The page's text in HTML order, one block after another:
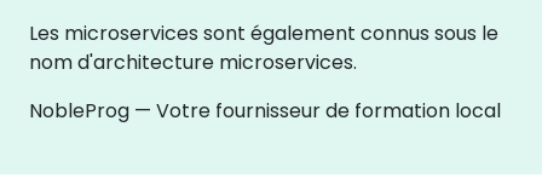
Les microservices sont également connus sous le
nom d'architecture microservices.
NobleProg — Votre fournisseur de formation local